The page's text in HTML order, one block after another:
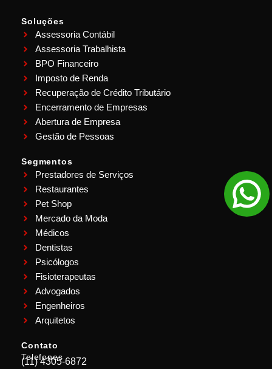
Soluções
Assessoria Contábil
Assessoria Trabalhista
BPO Financeiro
Imposto de Renda
Recuperação de Crédito Tributário
Encerramento de Empresas
Abertura de Empresa
Gestão de Pessoas
Segmentos
Prestadores de Serviços
Restaurantes
Pet Shop
Mercado da Moda
Médicos
Dentistas
Psicólogos
Fisioterapeutas
Advogados
Engenheiros
Arquitetos
Contato
Telefones
(11) 4305-6872